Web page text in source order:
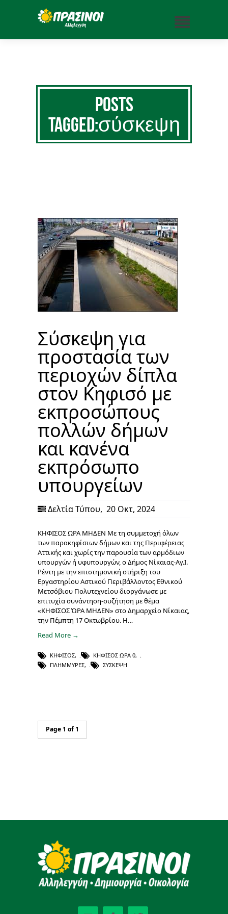
Posts
Tagged:σύσκεψη
Σύσκεψη για
προστασία των
περιοχών δίπλα
στον Κηφισό με
εκπροσώπους
πολλών δήμων
και κανένα
εκπρόσωπο
υπουργείων
Δελτία Τύπου, 20 Οκτ, 2024
ΚΗΦΙΣΟΣ ΩΡΑ ΜΗΔΕΝ Με τη συμμετοχή όλων
των παρακηφίσιων δήμων και της Περιφέρειας
Αττικής και χωρίς την παρουσία των αρμόδιων
υπουργών ή υφυπουργών, ο Δήμος Νίκαιας-Αγ.Ι.
Ρέντη με την επιστημονική στήριξη του
Εργαστηρίου Αστικού Περιβάλλοντος Εθνικού
Μετσόβιου Πολυτεχνείου διοργάνωσε με
επιτυχία συνάντηση-συζήτηση με θέμα
«ΚΗΦΙΣΟΣ ΏΡΑ ΜΗΔΕΝ» στο Δημαρχείο Νίκαιας,
την Πέμπτη 17 Οκτωβρίου. Η…
Read More →
ΚΗΦΙΣΌΣ, ΚΗΦΙΣΌΣ ΏΡΑ 0,
ΠΛΗΜΜΎΡΕΣ, ΣΎΣΚΕΨΗ
Page 1 of 1